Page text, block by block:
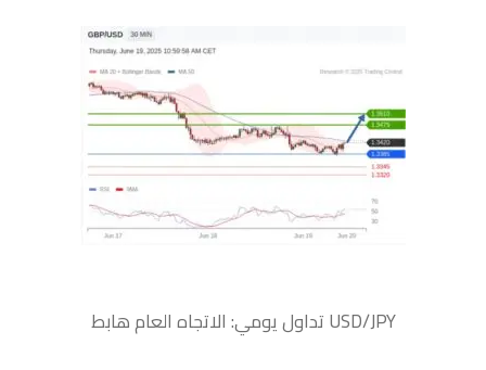
‏USD/JPY تداول يومي: الاتجاه العام هابط